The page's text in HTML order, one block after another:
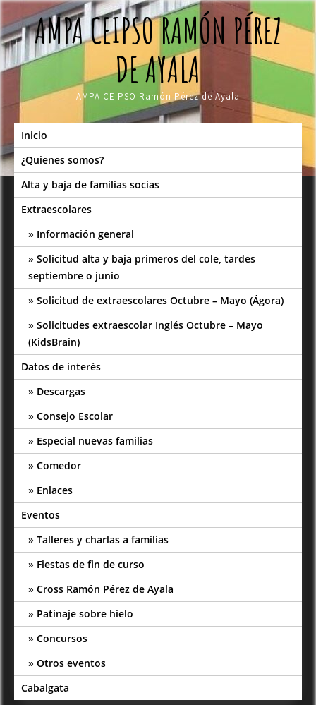
Skip
to
contentAMPA CEIPSO RAMÓN PÉREZ
DE AYALA
AMPA CEIPSO Ramón Pérez de Ayala
Inicio
¿Quienes somos?
Alta y baja de familias socias
Extraescolares
Información general
Solicitud alta y baja primeros del cole, tardes
septiembre o junio
Solicitud de extraescolares Octubre – Mayo (Ágora)
Solicitudes extraescolar Inglés Octubre – Mayo
(KidsBrain)
Datos de interés
Descargas
Consejo Escolar
Especial nuevas familias
Comedor
Enlaces
Eventos
Talleres y charlas a familias
Fiestas de fin de curso
Cross Ramón Pérez de Ayala
Patinaje sobre hielo
Concursos
Otros eventos
Cabalgata